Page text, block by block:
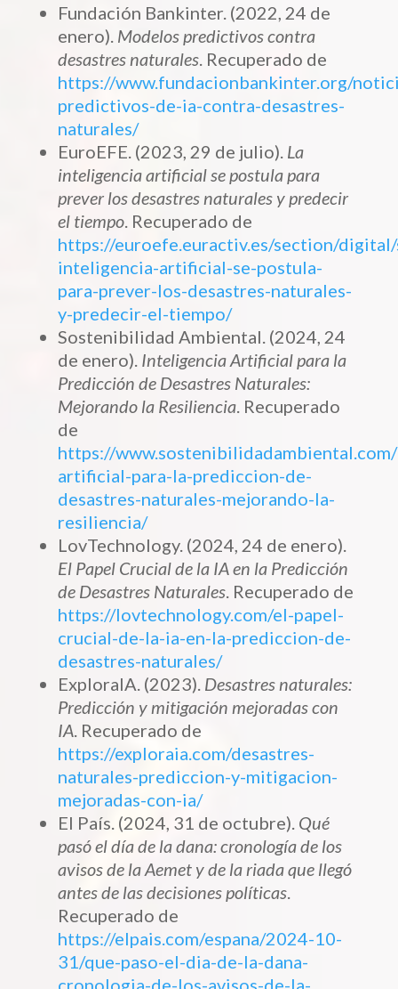
Fundación Bankinter. (2022, 24 de
enero). Modelos predictivos contra
desastres naturales. Recuperado de
https://www.fundacionbankinter.org/
predictivos-de-ia-contra-desastres-
naturales/
EuroEFE. (2023, 29 de julio). La
inteligencia artificial se postula para
prever los desastres naturales y predecir
el tiempo. Recuperado de
https://euroefe.euractiv.es/section/
inteligencia-artificial-se-postula-
para-prever-los-desastres-naturales-
y-predecir-el-tiempo/
Sostenibilidad Ambiental. (2024, 24
de enero). Inteligencia Artificial para la
Predicción de Desastres Naturales:
Mejorando la Resiliencia. Recuperado
de
https://
artificial-para-la-prediccion-de-
desastres-naturales-mejorando-la-
resiliencia/
LovTechnology. (2024, 24 de enero).
El Papel Crucial de la IA en la Predicción
de Desastres Naturales. Recuperado de
https://lovtechnology.com/el-papel-
crucial-de-la-ia-en-la-prediccion-de-
desastres-naturales/
ExploraIA. (2023). Desastres naturales:
Predicción y mitigación mejoradas con
IA. Recuperado de
https://exploraia.com/desastres-
naturales-prediccion-y-mitigacion-
mejoradas-con-ia/
El País. (2024, 31 de octubre). Qué
pasó el día de la dana: cronología de los
avisos de la Aemet y de la riada que llegó
antes de las decisiones políticas.
Recuperado de
https://elpais.com/espana/2024-10-
31/que-paso-el-dia-de-la-dana-
cronologia-de-los-avisos-de-la-